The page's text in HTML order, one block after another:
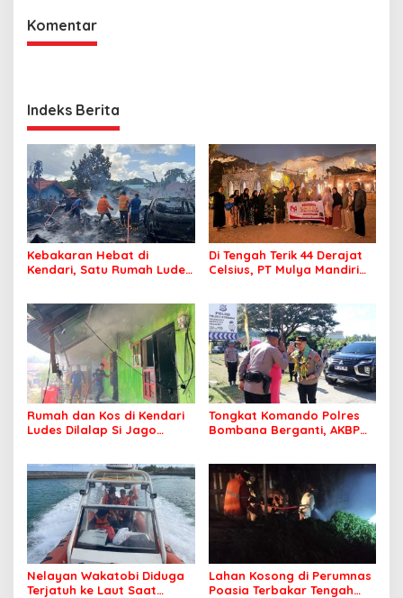
Komentar
Indeks Berita
Kebakaran Hebat di
Kendari, Satu Rumah Ludes
Di Tengah Terik 44 Derajat
Celsius, PT Mulya Mandiri
Nyaman Beribadah
Rumah dan Kos di Kendari
Ludes Dilalap Si Jago
Tongkat Komando Polres
Bombana Berganti, AKBP
Nelayan Wakatobi Diduga
Terjatuh ke Laut Saat
Lahan Kosong di Perumnas
Poasia Terbakar Tengah